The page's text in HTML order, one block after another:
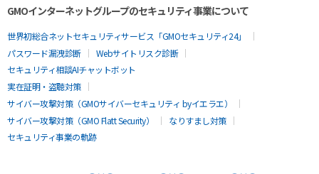
GMOインターネットグループのセキュリティ事業について
世界初総合ネットセキュリティサービス「GMOセキュリティ24」
パスワード漏洩診断
Webサイトリスク診断
セキュリティ相談AIチャットボット
実在証明・盗聴対策
サイバー攻撃対策（GMOサイバーセキュリティ byイエラエ）
サイバー攻撃対策（GMO Flatt Security）
なりすまし対策
セキュリティ事業の軌跡